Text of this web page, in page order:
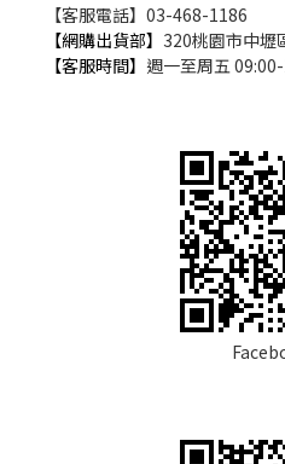
【客服電話】03-468-1186
【網購出貨部】 320桃園市中壢
【客服時間】 週一至周五